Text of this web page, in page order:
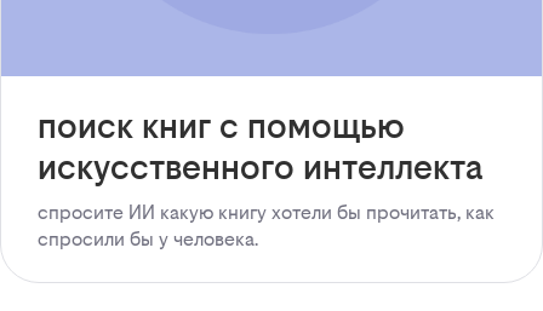
поиск книг с помощью
искусственного интеллекта
спросите ИИ какую книгу хотели бы прочитать, как
спросили бы у человека.